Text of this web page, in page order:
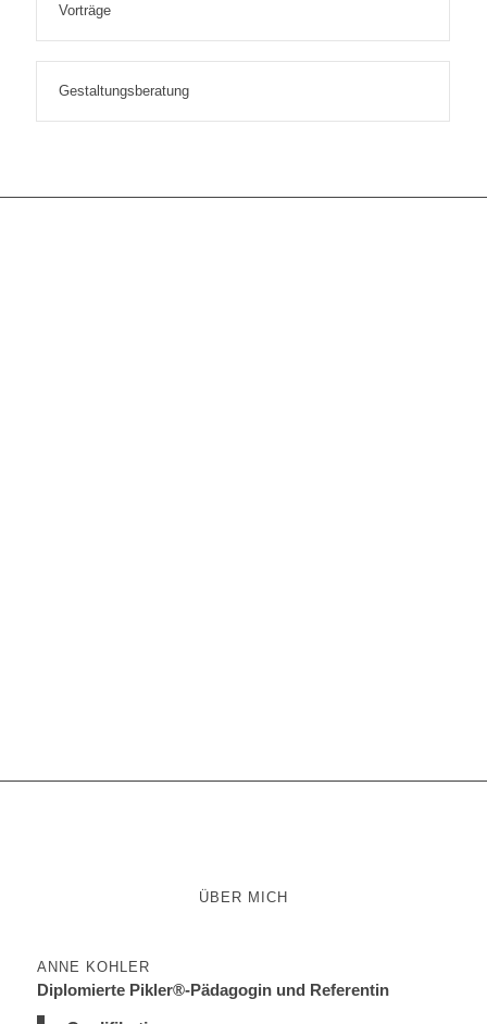
Vorträge
Gestaltungsberatung
ÜBER MICH
ANNE KOHLER
Diplomierte Pikler®-Pädagogin und Referentin